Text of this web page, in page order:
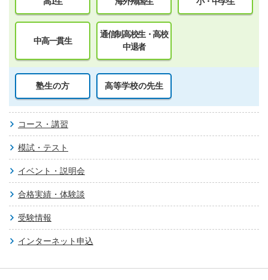
中高一貫生
通信制高校生・高校
中退者
塾生の方 高等学校の先生
コース・講習
模試・テスト
イベント・説明会
合格実績・体験談
受験情報
インターネット申込